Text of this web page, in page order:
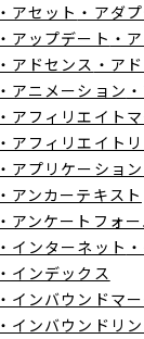
・アセット ・アダ
・アップデート ・
・アドセンス ・ア
・アニメーション
・アフィリエイト
・アフィリエイト
・アプリケーション
・アンカーテキスト
・アンケートフォ
・インターネット
・インデックス
・インバウンドマ
・インバウンドリ